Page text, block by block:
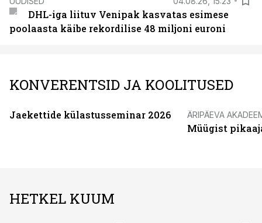
DHL-iga liituv Venipak kasvatas esimese
poolaasta käibe rekordilise 48 miljoni euroni
KONVERENTSID JA KOOLITUSED
Jaekettide külastusseminar 2026 ÄRIPÄEVA
Müügist
HETKEL KUUM